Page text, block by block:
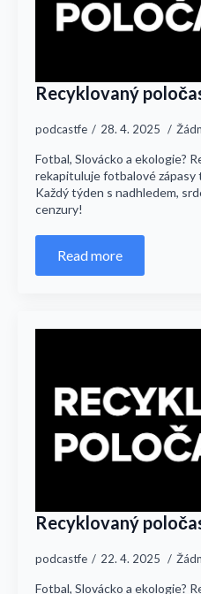
Recyklovaný
podcastfe 28. 4. 2025
Fotbal, Slovácko a ekologie?
rekapituluje fotbalové
Každý týden s nadhledem,
cenzury!
Read more
Recyklovaný
podcastfe 22. 4. 2025
Fotbal, Slovácko a ekologie?